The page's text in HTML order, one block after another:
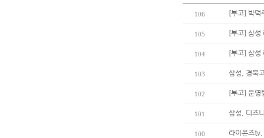
106 [부고] 박덕
105 [부고] 삼성
104 [부고] 삼성
103 삼성, 경북
102 [부고] 운영
101 삼성, 디즈
100 라이온즈